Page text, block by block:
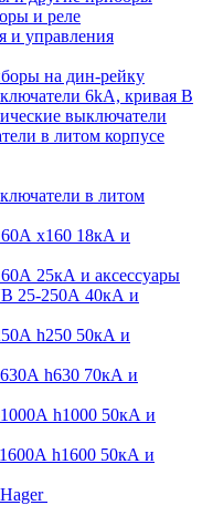
и реле
и управления
на дин-рейку
6kA, кривая В
выключатели
в литом корпусе
в литом
x160 18кА и
25кА и аксессуары
25-250А 40кА и
h250 50кА и
h630 70кА и
h1000 50кА и
h1600 50кА и